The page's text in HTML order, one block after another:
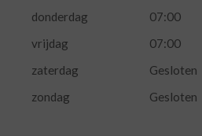
donderdag
07:00
vrijdag
07:00
zaterdag
Gesloten
zondag
Gesloten